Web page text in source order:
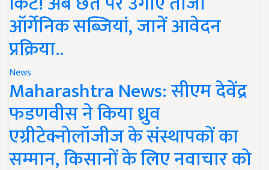
ऑर्गेनिक सब्जियां, जानें आवेदन
प्रक्रिया..
News
Maharashtra News: सीएम देवेंद्र
फडणवीस ने किया ध्रुव
एग्रीटेक्नोलॉजीज के संस्थापकों का
सम्मान, किसानों के लिए नवाचार को